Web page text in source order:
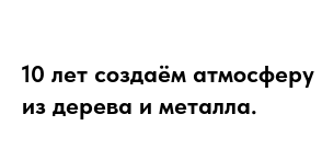
10 лет создаём атмосферу
из дерева и металла.